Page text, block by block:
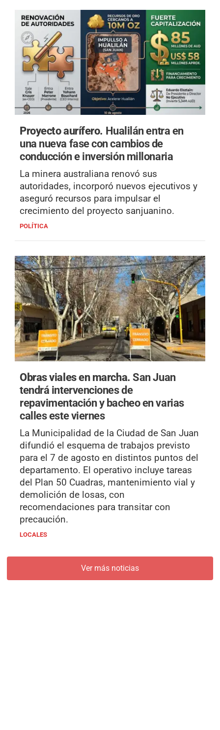
Proyecto aurífero. Hualilán entra en
una nueva fase con cambios de
conducción e inversión millonaria
La minera australiana renovó sus
autoridades, incorporó nuevos ejecutivos y
aseguró recursos para impulsar el
crecimiento del proyecto sanjuanino.
POLÍTICA
Obras viales en marcha.San Juan
tendrá intervenciones de
repavimentación y bacheo en varias
calles este viernes
La Municipalidad de la Ciudad de San Juan
difundió el esquema de trabajos previsto
para el 7 de agosto en distintos puntos del
departamento. El operativo incluye tareas
del Plan 50 Cuadras, mantenimiento vial y
demolición de losas, con
recomendaciones para transitar con
precaución.
LOCALES
Ver más noticias